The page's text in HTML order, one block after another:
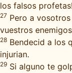
los falsos profetas!
27 Pero a
vuestros
28 Bendecid a los
injurian.
29 Si alguno te